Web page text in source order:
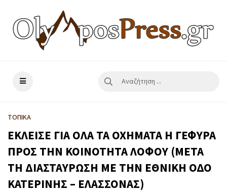
ΤΟΠΙΚΑ
ΕΚΛΕΙΣΕ ΓΙΑ ΟΛΑ ΤΑ ΟΧΗΜΑΤΑ Η ΓΕΦΥΡΑ
ΠΡΟΣ ΤΗΝ ΚΟΙΝΟΤΗΤΑ ΛΟΦΟΥ (ΜΕΤΑ
ΤΗ ΔΙΑΣΤΑΥΡΩΣΗ ΜΕ ΤΗΝ ΕΘΝΙΚΗ ΟΔΟ
ΚΑΤΕΡΙΝΗΣ – ΕΛΑΣΣΟΝΑΣ)